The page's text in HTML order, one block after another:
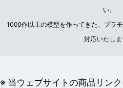
い。
1000作以上の模型を作ってきた、プラ
対応いたしま
※ 当ウェブサイトの商品リン